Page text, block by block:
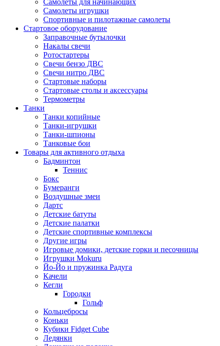
Самолеты для начинающих
Самолеты игрушки
Спортивные и пилотажные самолеты
Стартовое оборудование
Заправочные бутылочки
Накалы свечи
Ротостартеры
Свечи бензо ДВС
Свечи нитро ДВС
Стартовые наборы
Стартовые столы и аксессуары
Термометры
Танки
Танки копийные
Танки-игрушки
Танки-шпионы
Танковые бои
Товары для активного отдыха
Бадминтон
Теннис
Бокс
Бумеранги
Воздушные змеи
Дартс
Детские батуты
Детские палатки
Детские спортивные комплексы
Другие игры
Игровые домики, детские горки и песочницы
Игрушки Mokuru
Йо-Йо и пружинка Радуга
Качели
Кегли
Городки
Гольф
Кольцебросы
Коньки
Кубики Fidget Cube
Ледянки